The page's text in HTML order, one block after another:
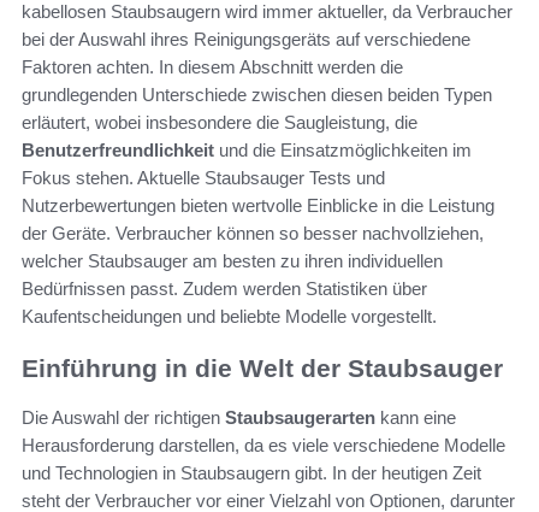
kabellosen Staubsaugern wird immer aktueller, da Verbraucher
bei der Auswahl ihres Reinigungsgeräts auf verschiedene
Faktoren achten. In diesem Abschnitt werden die
grundlegenden Unterschiede zwischen diesen beiden Typen
erläutert, wobei insbesondere die Saugleistung, die
Benutzerfreundlichkeit und die Einsatzmöglichkeiten im
Fokus stehen. Aktuelle Staubsauger Tests und
Nutzerbewertungen bieten wertvolle Einblicke in die Leistung
der Geräte. Verbraucher können so besser nachvollziehen,
welcher Staubsauger am besten zu ihren individuellen
Bedürfnissen passt. Zudem werden Statistiken über
Kaufentscheidungen und beliebte Modelle vorgestellt.
Einführung in die Welt der Staubsauger
Die Auswahl der richtigen Staubsaugerarten kann eine
Herausforderung darstellen, da es viele verschiedene Modelle
und Technologien in Staubsaugern gibt. In der heutigen Zeit
steht der Verbraucher vor einer Vielzahl von Optionen, darunter